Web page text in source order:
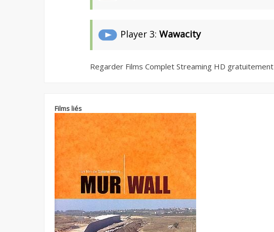
Player 3: Wawacity
Regarder Films Complet Streaming HD gratuitement
Films liés